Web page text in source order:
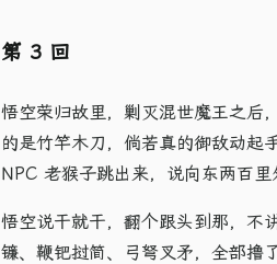
第 3 回
悟空荣归故里，剿灭混世魔王之后
的是竹竿木刀，倘若真的御敌动起
NPC 老猴子跳出来，说向东两百
悟空说干就干，翻个跟头到那，不
镰、鞭钯挝简、弓弩叉矛，全部撸